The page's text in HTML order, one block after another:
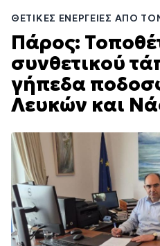
ΘΕΤΙΚΈΣ ΕΝΈΡΓΕΙΕΣ ΑΠΌ
Πάρος:
συνθετικού
γήπεδα
Λευκών και